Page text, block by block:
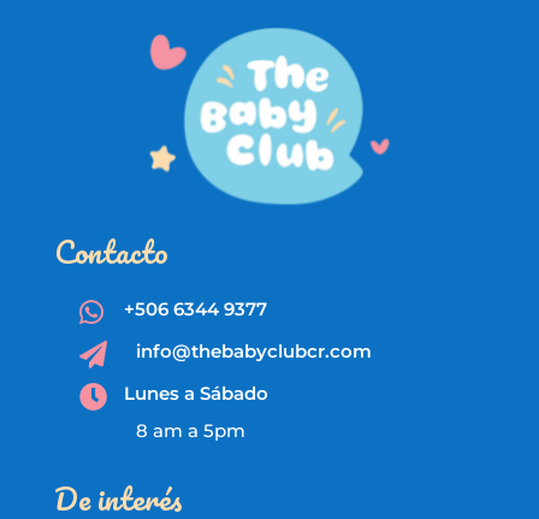
Contacto
 +506 6344 9377
 info@thebabyclubcr.com

Lunes a Sábado
8 am a 5pm
De interés